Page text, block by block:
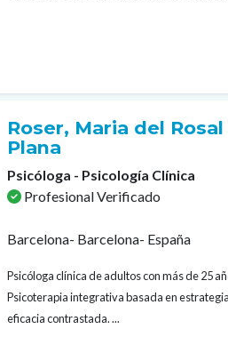
Roser, Maria del
Plana
Psicóloga - Psicología Clínica
Profesional Verificado
Barcelona- Barcelona- España
Psicóloga clínica de adultos con más de 25
Psicoterapia integrativa basada en
eficacia contrastada. ...